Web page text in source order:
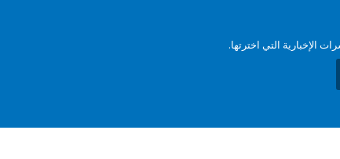
الإخبارية التي اخترتها.